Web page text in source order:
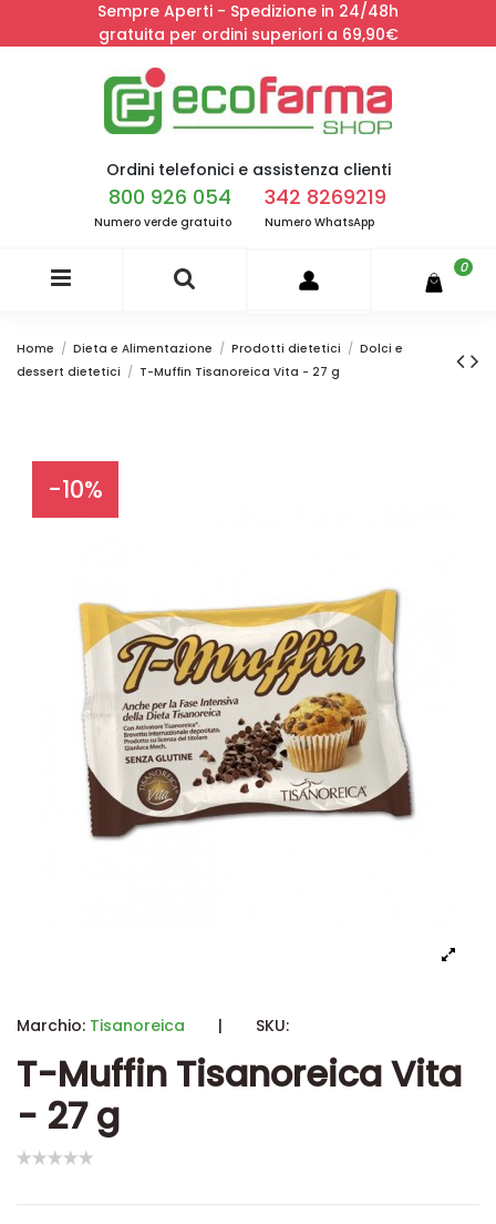
Sempre Aperti - Spedizione in 24/48h
gratuita per ordini superiori a 69,90€
Ordini telefonici e assistenza clienti
800 926 054
Numero verde gratuito
342 8269219
Numero WhatsApp
0
Home Dieta e Alimentazione Prodotti dietetici
Dolci e
dessert dietetici
T-Muffin Tisanoreica Vita - 27 g
-10%
Marchio: Tisanoreica | SKU:
T-Muffin Tisanoreica Vita
- 27 g